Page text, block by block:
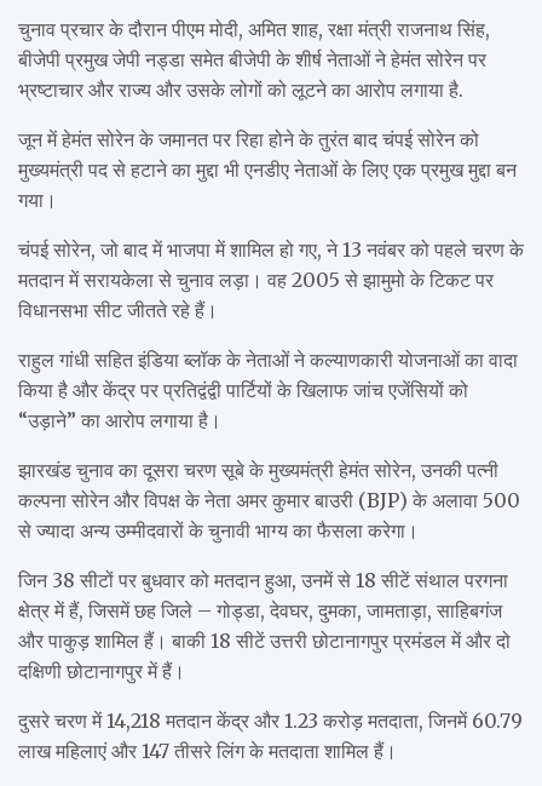
चुनाव प्रचार के दौरान पीएम मोदी, अमित शाह, रक्षा मंत्री राजनाथ सिंह,
बीजेपी प्रमुख जेपी नड्डा समेत बीजेपी के शीर्ष नेताओं ने हेमंत सोरेन पर
भ्रष्टाचार और राज्य और उसके लोगों को लूटने का आरोप लगाया है.
जून में हेमंत सोरेन के जमानत पर रिहा होने के तुरंत बाद चंपई सोरेन को
मुख्यमंत्री पद से हटाने का मुद्दा भी एनडीए नेताओं के लिए एक प्रमुख मुद्दा बन
गया।
चंपई सोरेन, जो बाद में भाजपा में शामिल हो गए, ने 13 नवंबर को पहले चरण के
मतदान में सरायकेला से चुनाव लड़ा। वह 2005 से झामुमो के टिकट पर
विधानसभा सीट जीतते रहे हैं।
राहुल गांधी सहित इंडिया ब्लॉक के नेताओं ने कल्याणकारी योजनाओं का वादा
किया है और केंद्र पर प्रतिद्वंद्वी पार्टियों के खिलाफ जांच एजेंसियों को
“उड़ाने” का आरोप लगाया है।
झारखंड चुनाव का दूसरा चरण सूबे के मुख्यमंत्री हेमंत सोरेन, उनकी पत्नी
कल्पना सोरेन और विपक्ष के नेता अमर कुमार बाउरी (BJP) के अलावा 500
से ज्यादा अन्य उम्मीदवारों के चुनावी भाग्य का फैसला करेगा।
जिन 38 सीटों पर बुधवार को मतदान हुआ, उनमें से 18 सीटें संथाल परगना
क्षेत्र में हैं, जिसमें छह जिले – गोड्डा, देवघर, दुमका, जामताड़ा, साहिबगंज
और पाकुड़ शामिल हैं। बाकी 18 सीटें उत्तरी छोटानागपुर प्रमंडल में और दो
दक्षिणी छोटानागपुर में हैं।
दुसरे चरण में 14,218 मतदान केंद्र और 1.23 करोड़ मतदाता, जिनमें 60.79
लाख महिलाएं और 147 तीसरे लिंग के मतदाता शामिल हैं।